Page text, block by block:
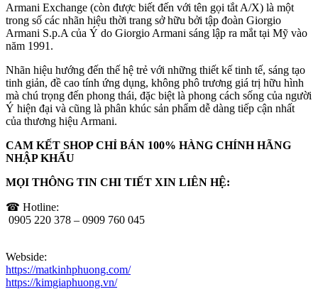
Armani Exchange (còn được biết đến với tên gọi tắt A/X) là một
trong số các nhãn hiệu thời trang sở hữu bởi tập đoàn Giorgio
Armani S.p.A của Ý do Giorgio Armani sáng lập ra mắt tại Mỹ vào
năm 1991.
Nhãn hiệu hướng đến thế hệ trẻ với những thiết kế tinh tế, sáng tạo
tinh giản, đề cao tính ứng dụng, không phô trương giá trị hữu hình
mà chú trọng đến phong thái, đặc biệt là phong cách sống của người
Ý hiện đại và cũng là phân khúc sản phẩm dễ dàng tiếp cận nhất
của thương hiệu Armani.
CAM KẾT SHOP CHỈ BÁN 100% HÀNG CHÍNH HÃNG
NHẬP KHẨU
MỌI THÔNG TIN CHI TIẾT XIN LIÊN HỆ:
☎ Hotline:
0905 220 378 – 0909 760 045
Webside:
https://matkinhphuong.com/
https://kimgiaphuong.vn/